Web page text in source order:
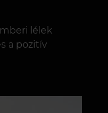
lélek
a pozitív